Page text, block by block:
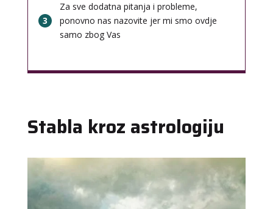
3
Za sve dodatna pitanja i probleme,
ponovno nas nazovite jer mi smo ovdje
samo zbog Vas
Stabla kroz astrologiju